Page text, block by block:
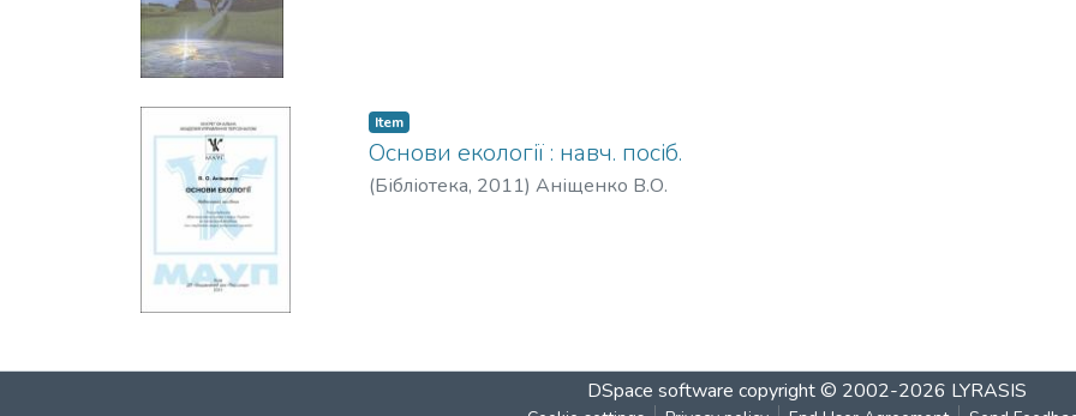
Item
Основи екології : навч. посіб.
(Бібліотека, 2011) Аніщенко В.О.
DSpace software copyright © 2002-2026 LYRASIS